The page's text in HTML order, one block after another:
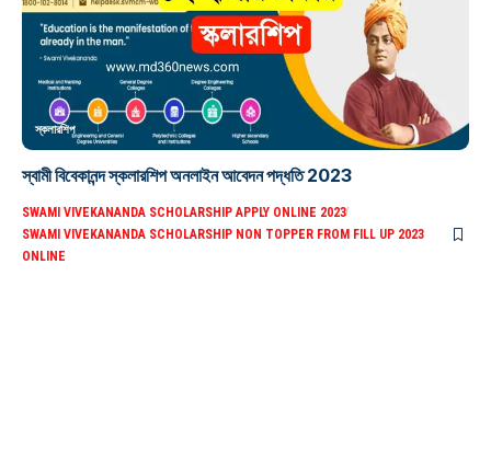
স্কলারশিপ
স্বামী বিবেকানন্দ স্কলারশিপ অনলাইন আবেদন পদ্ধতি 2023
SWAMI VIVEKANANDA SCHOLARSHIP APPLY ONLINE 2023
SWAMI VIVEKANANDA SCHOLARSHIP NON TOPPER FROM FILL UP 2023
ONLINE